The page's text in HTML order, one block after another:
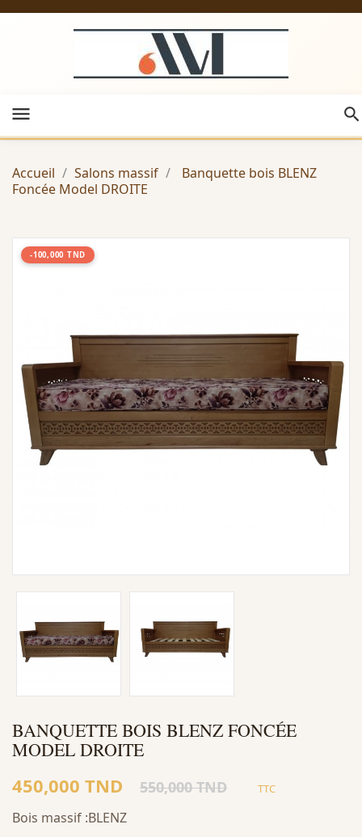
menu
Accueil Salons massif
Banquette bois BLENZ
Foncée Model DROITE
-100,000 TND
BANQUETTE BOIS BLENZ FONCÉE
MODEL DROITE
450,000 TND 550,000 TND TTC
Bois massif :BLENZ